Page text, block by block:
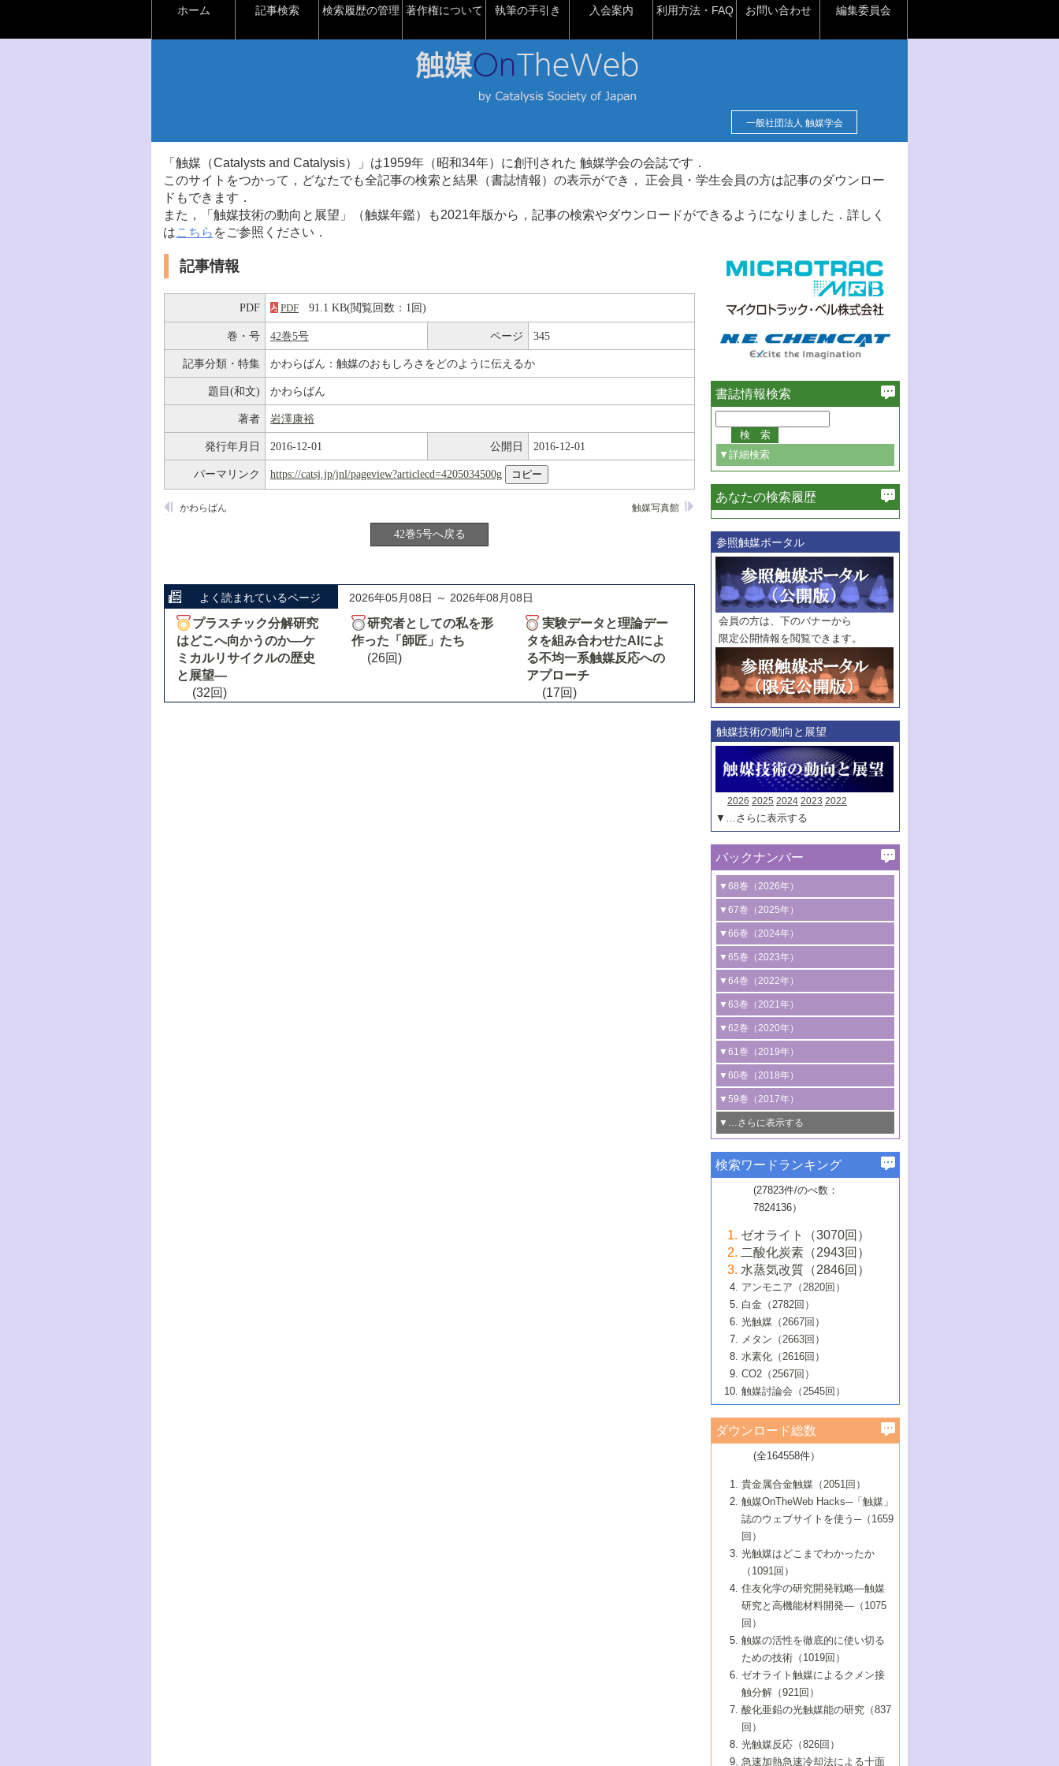
ホーム 記事検索 検索履歴の管理 著作権について 執筆の手引き 入会案内 利用方法・FAQ お問い合わせ 編集委員会
一般社団法人 触媒学会
「触媒（Catalysts and Catalysis）」は1959年（昭和34年）に創刊された 触媒学会の会誌です．
このサイトをつかって，どなたでも全記事の検索と結果（書誌情報）の表示ができ， 正会員・学生会員の方は記事のダウンロー
ドもできます．
また，「触媒技術の動向と展望」（触媒年鑑）も2021年版から，記事の検索やダウンロードができるようになりました．詳しく
はこちら をご参照ください．
記事情報
PDF PDF 91.1 KB(閲覧回数：1回)
巻・号 42巻5号 ページ 345
記事分類・特集 かわらばん：触媒のおもしろさをどのように伝えるか
題目(和文) かわらばん
著者 岩澤康裕
発行年月日 2016-12-01 公開日 2016-12-01
パーマリンク https://catsj.jp/jnl/pageview?articlecd=4205034500g
触媒写真館
かわらばん
42巻5号へ戻る
よく読まれているページ 2026年05月08日 ～ 2026年08月08日
プラスチック分解研究
はどこへ向かうのか―ケ
ミカルリサイクルの歴史
と展望―
(32回)
研究者としての私を形
作った「師匠」たち
(26回)
実験データと理論デー
タを組み合わせたAIによ
る不均一系触媒反応への
アプローチ
(17回)
書誌情報検索
▼詳細検索
必ず含む
巻・号指定
巻
号
範囲指定
巻
号～
巻
号
触媒年鑑
年度
記事種別
マーク：
マークあり
あなたの検索履歴
参照触媒ポータル
会員の方は、下のバナーから
限定公開情報を閲覧できます。
触媒技術の動向と展望
2026 2025 2024 2023 2022
▼…さらに表示する
バックナンバー
▼68巻（2026年）
1号 過酸化水素合成に関する研究動向
2号 コンピューター技術により加速する
触媒開発
3号 有機分子変換やCO 資源化のための
光触媒に関する最近の研究
B号 第137回触媒討論会（2026年）
▼67巻（2025年）
1号 CO
水素化によるグリーン燃料/グリ
ーンケミカル製造
2号 水素製造のための水分解技術に関す
る最近の研究
3号 オレフィン系樹脂の精密合成に関す
る最新技術
4号 アルコール類の効率的変換を実現す
る非貴金属触媒の研究動向
5号 ゼオライトの合成と応用における研
究動向
6号 ヘテロ接合界面
B号 第135回触媒討論会（2025年）
▼66巻（2024年）
1号 低次元ナノ構造を有する触媒材料
2号 規制反応場を活用した固体触媒研究
の新展開
3号 未踏分子変換を目指した酸化触媒プ
ロセスの最前線
4号 シンクロトロン放射光および中性子
線を利用した触媒解析技術の最先端
5号 単原子触媒
6号 参照触媒委員会からのお知らせ
B号 第133回触媒討論会（2023年）
▼65巻（2023年）
1号 炭素が関わる触媒機能
2号 プラスチックケミカルリサイクルの
ための触媒技術
3号 非酸化物系金属化合物を基盤とした
触媒材料の開発
4号 格子酸素・格子酸素欠陥を利用した
触媒反応
5号 生体触媒によるエネルギー変換反応
6号 窒素とリンの循環のための触媒・機
能性材料
▼64巻（2022年）
1号 合成ガス製造とCOを用いるケミカル
ズ合成の最新動向
2号 化学品合成のための合金触媒開発
3号 CO の排出削減および有効活用のた
めの触媒技術
4号 若手による情報発信企画～とびたて
若き触媒の研究者たち～（1）
若き触媒の研究者たち～（2）
6号 石油のノーブル・ユースを志向した
触媒技術
大学：オンライン・対面開催）
▼63巻（2021年）
1号 金触媒の新展開
2号 ペロブスカイト
3号 特殊反応場を利用した触媒的分子変
換反応
4号 多孔質材料を用いた触媒の新展開
5号 情報学的手法を用いた触媒開発
6号 カーボンニュートラルに向けた電解
技術
B号 第127回触媒討論会（2021年・オン
ライン開催(Zoom)のみ）
▼62巻（2020年）
1号 触媒設計を拓く欠陥構造のキャラク
タリゼーション
2号 機能化学品製造に資するクリーンな
触媒的酸化反応
3号 水処理のための触媒化学
4号 光触媒を用いた水分解の最新の研究
動向
5号 次世代の触媒プロセスを支えるマイ
6号 メタン転換技術の最新動向
B号 第125回触媒討論会（2020年・工学
院大学）
▼61巻（2019年）
1号 物質移動制御に着目した触媒プロセ
ス開発
2号 CO2 フリー水素サプライチェーンに
関わる触媒開発動向
3号 精密高分子合成に関する最近の研究
動向
4号 バイオマス化成品製造のための触媒
5号 固体触媒による含窒素有機化合物変
換の最前線
6号 貴金属使用量低減に向けた自動車排
ガス浄化触媒の開発
B号 第123回触媒討論会（2019年・大阪
▼60巻（2018年）
1号 固体酸触媒の最新の研究動向
2号 二酸化炭素からの有用化学品合成
3号 ナノ粒子・クラスター触媒の最前線
4号 60周年記念企画
5号 進化するゼオライト合成技術
6号 非貴金属系触媒における電気化学的
B号 第121回触媒討論会（2018年・東京
大学）
▼59巻（2017年）
1号 いたるところに，触媒
最先端技術
3号 無機分離膜材料の開発と触媒反応プ
ロセスへの適用
5号 水素のふるまいを解き明かす最先端
研究
6号 低級アルカンの有効利用のための触
媒技術
B号 第119回触媒討論会（2017年・首都
大学東京）
▼…さらに表示する
1号 ユニークな構造の高分子を生み出す触
2号 リグニンからの化成品製造に向けた触
媒技術
3号 触媒研究の最先端～とびたて若き研究
者たち～（1）
4号 触媒研究の最先端～とびたて若き研究
者たち～（2）
5号 触媒研究の最先端～とびたて若き研究
者たち～（3）
6号 イオニクス材料と燃料電池・電解合成
の最新の研究動向
B号 第117回触媒討論会（2016年・大阪府
立大学）
▼57巻（2015年）
1号 水素キャリアにかかわる触媒技術の新
2号 石油精製用触媒の最近の進展
3号 固体酸化物形燃料電池（SOFC）におけ
るアノード触媒上での燃料直接改質技術
4号 コアシェル構造の制御による触媒機能
5号 工業触媒およびその周辺技術の最近の
進歩
6号 ナノシート
B号 第115回触媒討論会（2015年・成蹊大
▼56巻（2014年）
2号 光触媒反応機構に関する最新の研究動
向
開発動向
4号 人工光合成に向けた近年のアプローチ
5号 未利用熱エネルギーの有効活用に貢献
する触媒技術
6号 ポリオキソメタレート
B号 第113回触媒討論会（2014年・ロワジ
ールホテル豊橋）
1号 高耐久性燃料電池システム用触媒にお
ける新展開
2号 リビングラジカル重合の最近の動向
3号 天然ガスの化学工業的展開に関する触
媒技術
4号 貴金属触媒の精密構造制御とその活用
5号 バイオマス化成品製造のための固体触
6号 ナノ空間─吸着状態解析から新機能開拓
B号 第111回触媒討論会（2013年・関西大
▼54巻（2012年）
1号 規則性多孔体の利用技術における最近
の進歩
2号 第109回触媒討論会
3号 貴金属低減技術の最新動向
4号 貴金属代替技術の最新動向
5号 光触媒による物質変換反応の新展開
6号 グラフェン
7号 水素を利用する化成品合成の新潮流
▼53巻（2011年）
1号 金属学から見る合金触媒の新展開
2号 第107回触媒討論会
3号 触媒のその場観察法の進歩（１）
4号 触媒のその場観察法の進歩（２）
5号 不活性結合の触媒的活性化による有機
合成
6号 新しい固体酸触媒技術
7号 ゼオライト合成における最近の進歩
▼52巻（2010年）
1号 触媒の劣化対策と長寿命触媒開発
2号 第105回触媒討論会
3号 ナノ構造が拓く新機能
4号 活性サイトおよびその環境の精密な設
計による触媒の高機能化
5号 触媒を有効に使うための技術
7号 有機分子触媒による精密有機合成
8号 高機能化ポリオレフィンに向けた重合
触媒の最近の進展
1号 炭素材料－熱い注目を集める材料－
2号 第103回触媒討論会
3号 環境浄化用光触媒の現状と課題
4号 水素社会の実現に向けた水素製造・貯
蔵技術の進歩
5号 CO2が関わる触媒・材料
7号 持続可能社会実現のための触媒および
触媒関連技術
▼50巻（2008年）
1号 触媒化学と学会のこの10年，半世紀，
そして未来
2号 第101回触媒討論会
4号 錯体を利用したユニークな表面構造の
構築と機能
5号 若手会員による触媒研究の未来展望1：
企業編
6号 第102回触媒討論会
7号 触媒・化学反応における計算化学の進
8号 若手研究者による触媒研究の未来展望
2：大学・研究所編
▼49巻（2007年）
1号 含フッ素化合物の合成と触媒
2号 第99回触媒討論会
3号 実用的ファインケミカル合成プロセス
を実現する触媒
5号 こんな物質，あんな物質―新たな触媒
の可能性―
7号 『結晶の化学』を活かした触媒研究
8号 イオン液体の応用
▼48巻（2006年）
1号 固体酸触媒の最近の進歩
2号 第97回触媒討論会
3号 リビング重合触媒の最近の展開
5号 水素製造・貯蔵のための触媒技術の新
しい展開
6号 第98回触媒討論会
7号 基礎化学品製造の触媒技術
8号 多機能型リアクター
1号 最近の触媒担体とその効果
2号 第95回触媒討論会
4号 水分解用光触媒材料
5号 時間分解分光の進歩と応用
6号 第96回触媒討論会
8号 超臨界流体を用いた化学プロセスの新
▼46巻（2004年）
1号 部分酸化反応触媒の最前線
2号 第93回触媒討論会
3号 特殊エネルギー場の触媒反応
4号 生体内における金属の触媒作用
5号 ファインケミカルズの展開に寄与する
6号 第94回触媒討論会
7号 サブナノレベルでみた新しい表面現象
8号 オレフィン重合触媒の新たな展
▼45巻（2003年）
1号 なぜこの触媒が良いのか？
2号 第91回触媒討論会
3号 最近の自動車排ガス処理技術
4号 触媒研究の現状と将来─第90回触媒討論
5号 基礎化学品製造の触媒技術
6号 第92回触媒討論会
7号 基礎化学品製造の触媒技術
8号 資源の循環と触媒技術
▼44巻（2002年）
1号 高次制御された触媒の化学
2号 第89回触媒討論会
3号 触媒を利用した電気化学の新展開
4号 ナノ材料の調製と機能化
5号 こんな触媒が欲しい
6号 第90回触媒討論会
7号 触媒研究と学術雑誌/情報
8号 若い世代からみた触媒化学の現状と未
▼43巻（2001年）
1号 グリーンケミストリーと触媒
2号 第87回触媒討論会特集号
3号 生体触媒とバイオプロセス
4号 水素製造・利用の触媒化学
5号 触媒研究における新しい切り口：コン
ビナトリアルケミストリー
6号 第88回触媒討論会特集号
7号 企業における触媒研究のブレークスル
8号 この材料を触媒として使ってみません
▼42巻（2000年）
1号 触媒反応工学の明日を拓く
2号 第85回触媒討論会
3号 反応ダイナミクス
5号 触媒のおもしろさをどのように伝える
6号 第86回触媒討論会
7号 水素化精製触媒の新しい展開
8号 新しい反応性と機能性を目指した金属
クラスタ-化学
▼41巻（1999年）
1号 孔、穴、あな?-特異な空間とその利用-
2号 第83回触媒討論会
3号 均一系触媒反応最前線
4号 実用炭素材料の新展開
5号 研究の方法論を考える
7号 機能性金属材料と触媒
8号 触媒研究へのNMRの応用と展望
▼40巻（1998年）
進展と21世紀への提言/創立40周年記念・触
媒学会この10年の歩みとこれから/創立40周
2号 第81回触媒討論会
3号 計算機触媒化学へのさそい
4号 触媒劣化の制御と予測
5号 最新の実用プロセスと触媒
6号 第82回触媒討論会
1号 均一系と不均一系触媒反応-その特徴と
接点
2号 第79回触媒討論会
3号 最新NO除去触媒の実用化研究
4号 新しい反応場を目指した触媒調製
5号 反応・分離技術の新しい展開
6号 第80回触媒討論会
▼38巻（1996年）
1号 触媒の構造と触媒作用/C1化学を中心と
する21世紀への触媒
3号 オリンピックメダル:金・銀・銅はどん
な触媒作用を示すか
4号 触媒作用における機能の複合化
▼37巻（1995年）
1号 ファインケミカルズと固体触媒
2号 第75回触媒討論会
3号 希土類を利用した触媒
4号 触媒とリサイクル
5号 エネルギー変換触媒
▼36巻（1994年）
1号 電気化学と触媒
2号 第73回触媒討論会
3号 C4化学の展開
4号 《通常号》
▼35巻（1993年）
1号 工業触媒開発マニュアル―探索から工
業化まで
2号 第71回触媒討論会
▼34巻（1992年）
1号 インパクトを与えたこの研究
2号 第69回触媒討論会
▼33巻（1991年）
1号 触媒プロセス開発マニュアル―探索か
▼32巻（1990年）
検索ワードランキング
(27823件/のべ数：
7824136）
ゼオライト（3070回）
二酸化炭素（2943回）
水蒸気改質（2846回）
アンモニア（2820回）
白金（2782回）
光触媒（2667回）
メタン（2663回）
水素化（2616回）
CO2（2567回）
触媒討論会（2545回）
ダウンロード総数
(全164558件）
貴金属合金触媒（2051回）
触媒OnTheWeb Hacks─「触媒」
誌のウェブサイトを使う─（1659
回）
光触媒はどこまでわかったか
（1091回）
住友化学の研究開発戦略―触媒
研究と高機能材料開発―（1075
回）
触媒の活性を徹底的に使い切る
ための技術（1019回）
ゼオライト触媒によるクメン接
触分解（921回）
酸化亜鉛の光触媒能の研究（837
回）
光触媒反応（826回）
急速加熱急速冷却法による十面